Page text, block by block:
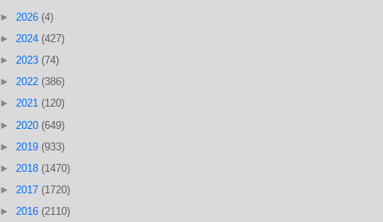
► 2026 (4)
► 2024 (427)
► 2023 (74)
► 2022 (386)
► 2021 (120)
► 2020 (649)
► 2019 (933)
► 2018 (1470)
► 2017 (1720)
► 2016 (2110)